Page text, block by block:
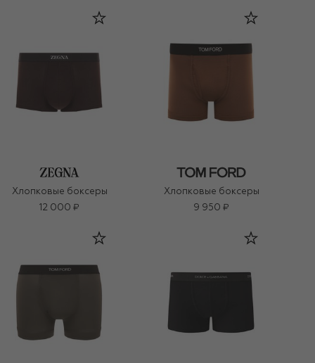
Хлопковые боксеры
12 000 ₽
Хлопковые боксеры
9 950 ₽